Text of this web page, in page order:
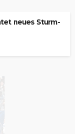
neues Sturm-